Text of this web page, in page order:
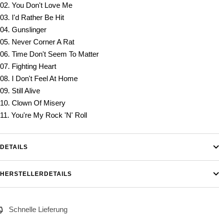
02. You Don't Love Me
03. I'd Rather Be Hit
04. Gunslinger
05. Never Corner A Rat
06. Time Don't Seem To Matter
07. Fighting Heart
08. I Don't Feel At Home
09. Still Alive
10. Clown Of Misery
11. You're My Rock 'N' Roll
DETAILS
HERSTELLERDETAILS
Schnelle Lieferung